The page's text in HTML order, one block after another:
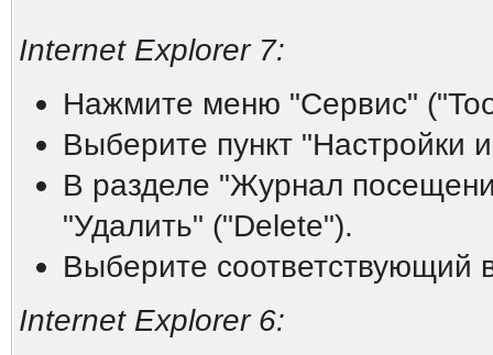
Internet Explorer 7:
Нажмите меню "Сервис"
Выберите пункт "Настройки
В разделе "Журнал
"Удалить" ("Delete").
Выберите соответствующий
Internet Explorer 6: